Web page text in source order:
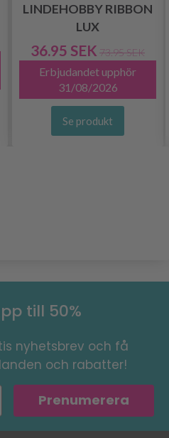
LINDEHOBBY RIBBON
LUX
36.95 SEK 73.95 SEK
Erbjudandet upphör
31/08/2026
Se produkt
till 50%
nyhetsbrev och få
och rabatter!
Prenumerera